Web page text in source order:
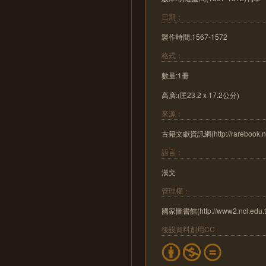
日期：
製作時間:1567-1572
格式：
數量:1冊
高廣:(匡23.2 x 17.2公分)
來源：
古籍文獻資訊網(http://
語言：
漢文
管理權：
國家圖書館(http://
後設資料創用CC